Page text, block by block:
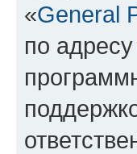
«General
по адресу